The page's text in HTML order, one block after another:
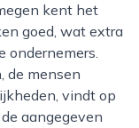
kent het
goed, wat extra
ondernemers.
de mensen
vindt op
aangegeven